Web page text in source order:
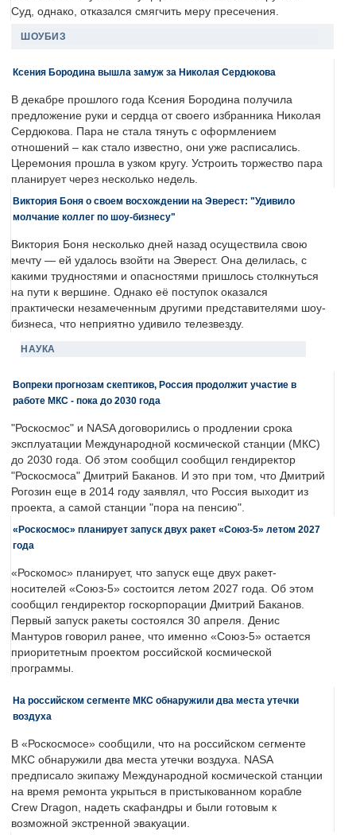
Суд, однако, отказался смягчить меру пресечения.
ШОУБИЗ
Ксения Бородина вышла замуж за Николая Сердюкова
В декабре прошлого года Ксения Бородина получила
предложение руки и сердца от своего избранника Николая
Сердюкова. Пара не стала тянуть с оформлением
отношений – как стало известно, они уже расписались.
Церемония прошла в узком кругу. Устроить торжество пара
планирует через несколько недель.
Виктория Боня о своем восхождении на Эверест: "Удивило
молчание коллег по шоу-бизнесу"
Виктория Боня несколько дней назад осуществила свою
мечту — ей удалось взойти на Эверест. Она делилась, с
какими трудностями и опасностями пришлось столкнуться
на пути к вершине. Однако её поступок оказался
практически незамеченным другими представителями шоу-
бизнеса, что неприятно удивило телезвезду.
НАУКА
Вопреки прогнозам скептиков, Россия продолжит участие в
работе МКС - пока до 2030 года
"Роскосмос" и NASA договорились о продлении срока
эксплуатации Международной космической станции (МКС)
до 2030 года. Об этом сообщил сообщил гендиректор
"Роскосмоса" Дмитрий Баканов. И это при том, что Дмитрий
Рогозин еще в 2014 году заявлял, что Россия выходит из
проекта, а самой станции "пора на пенсию".
«Роскосмос» планирует запуск двух ракет «Союз-5» летом 2027
года
«Роскомос» планирует, что запуск еще двух ракет-
носителей «Союз-5» состоится летом 2027 года. Об этом
сообщил гендиректор госкорпорации Дмитрий Баканов.
Первый запуск ракеты состоялся 30 апреля. Денис
Мантуров говорил ранее, что именно «Союз-5» остается
приоритетным проектом российской космической
программы.
На российском сегменте МКС обнаружили два места утечки
воздуха
В «Роскосмосе» сообщили, что на российском сегменте
МКС обнаружили два места утечки воздуха. NASA
предписало экипажу Международной космической станции
на время ремонта укрыться в пристыкованном корабле
Crew Dragon, надеть скафандры и были готовым к
возможной экстренной эвакуации.